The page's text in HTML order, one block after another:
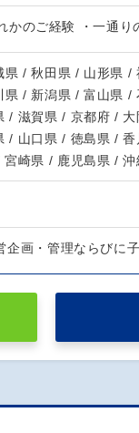
かのご経験 ・一通り
/ 秋田県 / 山形県
/ 新潟県 / 富山県
/ 滋賀県 / 京都府 /
/ 山口県 / 徳島県 /
崎県 / 鹿児島県 / 沖
企画・管理ならびに